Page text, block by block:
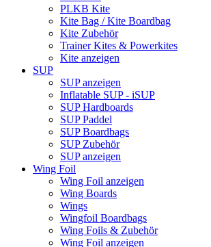
PLKB Kite
Kite Bag / Kite Boardbag
Kite Zubehör
Trainer Kites & Powerkites
Kite anzeigen
SUP
SUP anzeigen
Inflatable SUP - iSUP
SUP Hardboards
SUP Paddel
SUP Boardbags
SUP Zubehör
SUP anzeigen
Wing Foil
Wing Foil anzeigen
Wing Boards
Wings
Wingfoil Boardbags
Wing Foils & Zubehör
Wing Foil anzeigen